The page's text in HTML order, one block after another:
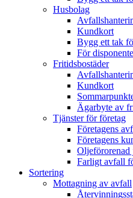
Husbolag
Kundkort
Bygg ett tak
För
Fritidsbostäder
Kundkort
Ägarbyte av
Tjänster för företag
Företagens
Företagens
Oljeförorenad
Farligt avfall
Sortering
Mottagning av avfall